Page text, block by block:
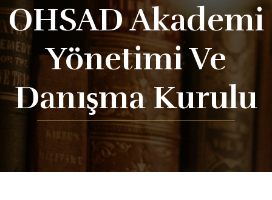
OHSAD Akademi
Yönetimi Ve
Danışma Kurulu